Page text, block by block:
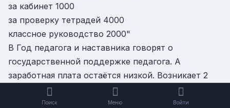
за кабинет 1000
за проверку тетрадей 4000
классное руководство 2000"
В Год педагога и наставника говорят о
государственной поддержке педагога. А
заработная плата остаётся низкой. Возникает 2
вопроса: "Почему такая разница в окладе учителя
в Москве, Санкт-Петербург и на Урале?", "Почему
Поиск Меню Войти